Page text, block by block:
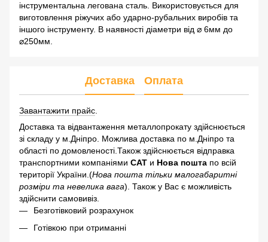
інструментальна легована сталь. Використовується для
виготовлення ріжучих або ударно-рубальних виробів та
іншого інструменту. В наявності діаметри від ⌀ 6мм до
⌀250мм.
Доставка Оплата
Завантажити прайс
Доставка та відвантаження металлопрокату здійснюється
зі складу у м.Дніпро. Можлива доставка по м.Дніпро та
області по домовленості.Також здійснюється відправка
транспортними компаніями САТ и Нова пошта по всій
території України.(Нова пошта тільки малогабаритні
розміри та невелика вага). Також у Вас є можливість
здійснити самовивіз.
Безготівковий розрахунок
Готівкою при отриманні